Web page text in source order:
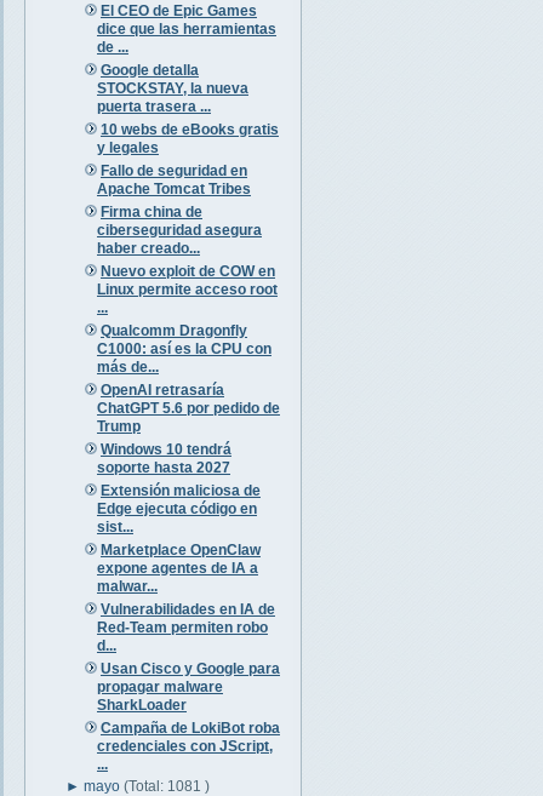
El CEO de Epic Games
dice que las herramientas
de ...
Google detalla
STOCKSTAY, la nueva
puerta trasera ...
10 webs de eBooks gratis
y legales
Fallo de seguridad en
Apache Tomcat Tribes
Firma china de
ciberseguridad asegura
haber creado...
Nuevo exploit de COW en
Linux permite acceso root
...
Qualcomm Dragonfly
C1000: así es la CPU con
más de...
OpenAI retrasaría
ChatGPT 5.6 por pedido de
Trump
Windows 10 tendrá
soporte hasta 2027
Extensión maliciosa de
Edge ejecuta código en
sist...
Marketplace OpenClaw
expone agentes de IA a
malwar...
Vulnerabilidades en IA de
Red-Team permiten robo
d...
Usan Cisco y Google para
propagar malware
SharkLoader
Campaña de LokiBot roba
credenciales con JScript,
...
►mayo(Total: 1081 )